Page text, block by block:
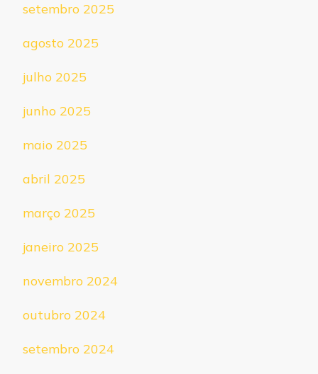
setembro 2025
agosto 2025
julho 2025
junho 2025
maio 2025
abril 2025
março 2025
janeiro 2025
novembro 2024
outubro 2024
setembro 2024